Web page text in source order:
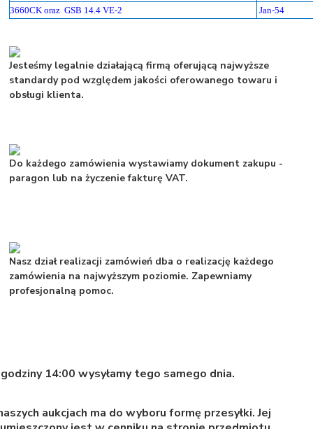
3660CK oraz GSB 14.4 VE-2 Jan-54
Jesteśmy legalnie działającą firmą oferującą najwyższe
standardy pod względem jakości oferowanego towaru i
obsługi klienta.
Do każdego zamówienia wystawiamy dokument zakupu -
paragon lub na życzenie fakturę VAT.
Nasz dział realizacji zamówień dba o realizację każdego
zamówienia na najwyższym poziomie. Zapewniamy
profesjonalną pomoc.
14:00 wysyłamy tego samego dnia.
aukcjach ma do wyboru formę przesyłki. Jej